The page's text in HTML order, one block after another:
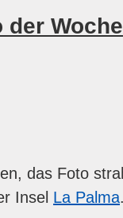
der Woche
das Foto
Insel La Palma.